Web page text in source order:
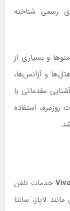
رسمی شناخته
و بسیاری از
و آژانس‌ها،
مقدماتی با
روزمره، استفاده
خدمات تلفن
لاپاز، سانتا